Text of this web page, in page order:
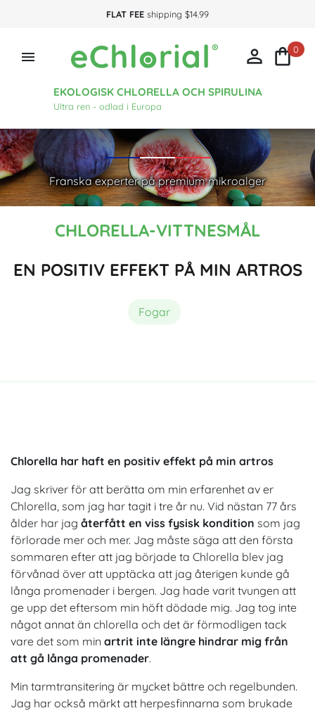
FLAT FEE shipping $14.99

EKOLOGISK CHLORELLA OCH SPIRULINA
Ultra ren - odlad i Europa
 0
Franska experter på premium mikroalger
CHLORELLA-VITTNESMÅL
EN POSITIV EFFEKT PÅ MIN ARTROS
Fogar
Chlorella har haft en positiv effekt på min artros
Jag skriver för att berätta om min erfarenhet av er
Chlorella, som jag har tagit i tre år nu. Vid nästan 77 års
ålder har jag återfått en viss fysisk kondition som jag
förlorade mer och mer. Jag måste säga att den första
sommaren efter att jag började ta Chlorella blev jag
förvånad över att upptäcka att jag återigen kunde gå
långa promenader i bergen. Jag hade varit tvungen att
ge upp det eftersom min höft dödade mig. Jag tog inte
något annat än chlorella och det är förmodligen tack
vare det som min artrit inte längre hindrar mig från
att gå långa promenader.
Min tarmtransitering är mycket bättre och regelbunden.
Jag har också märkt att herpesfinnarna som brukade